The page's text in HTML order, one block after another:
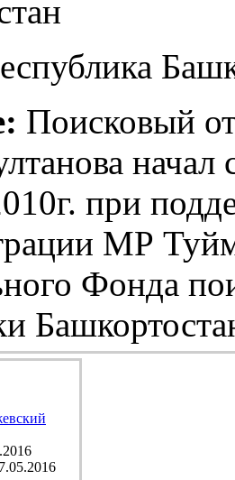
Поисковый
начал
при
МР
Фонда